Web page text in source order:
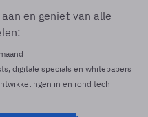
en geniet van alle
digitale specials en whitepapers
in en rond tech